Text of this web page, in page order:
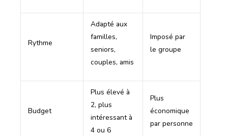
Rythme
Adapté aux
familles,
seniors,
couples, amis
Imposé par
le groupe
Budget
Plus élevé à
2, plus
intéressant à
4 ou 6
Plus
économique
par personne